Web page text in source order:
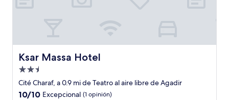
Ksar Massa Hotel
Ksar Massa Hotel
Propiedad
de
2.5
Cité Charaf, a 0.9 mi de Teatro al aire libre de Agadir
10.0
10/10 Excepcional (1 opinión)